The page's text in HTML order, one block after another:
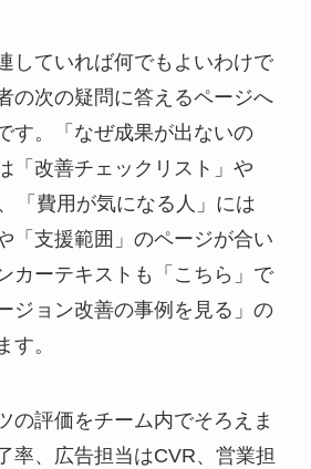
していれば何でもよいわけで
の次の疑問に答えるページへ
す。「なぜ成果が出ないの
「改善チェックリスト」や
「費用が気になる人」には
「支援範囲」のページが合い
カーテキストも「こちら」で
ジョン改善の事例を見る」の
す。
の評価をチーム内でそろえま
率、広告担当はCVR、営業担